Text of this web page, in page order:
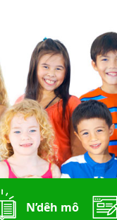
N’dêh mô